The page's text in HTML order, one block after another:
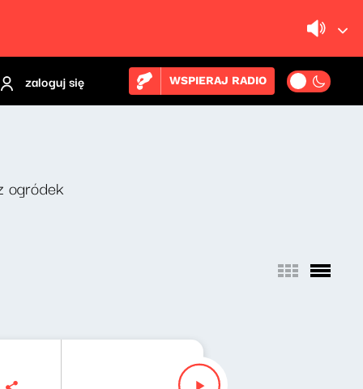
zaloguj się WSPIERAJ RADIO
ogródek